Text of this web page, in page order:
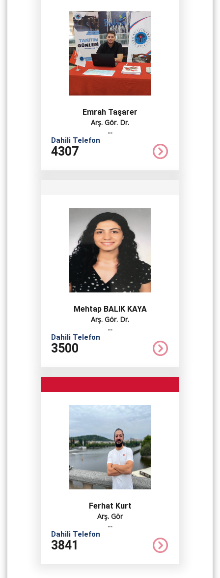
Emrah Taşarer
Arş. Gör. Dr.
--
Dahili Telefon
4307
Mehtap BALIK KAYA
Arş. Gör. Dr.
--
Dahili Telefon
3500
Ferhat Kurt
Arş. Gör
--
Dahili Telefon
3841